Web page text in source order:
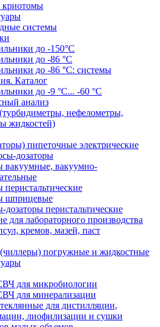
системы
до -150°С
до -86 °C
до -86 °C: системы
Каталог
до -9 °C... -60 °C
анализ
нефелометры,
жидкостей)
пипеточные электрические
дозаторы
вакуумные, вакуумно-
перистальтические
шприцевые
дозаторы перистальтические
для лабораторного производства
кремов, мазей, паст
погружные и жидкостные
для микробиологии
для минерализации
для дистилляции,
лиофилизации и сушки